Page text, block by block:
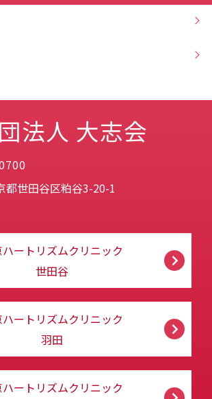
法人 大志会
都世田谷区粕谷3-20-1
ートリズムクリニック
世田谷
ートリズムクリニック
羽田
ートリズムクリニック